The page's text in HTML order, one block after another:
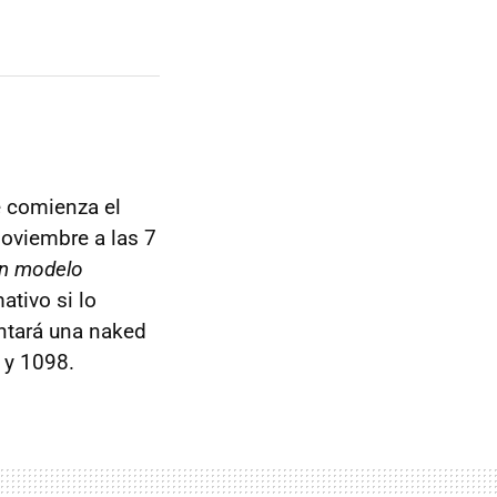
el
a las 7
modelo
si lo
una naked
1098.